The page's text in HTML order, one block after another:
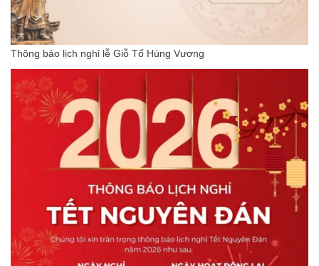
Thông báo lịch nghỉ lễ Giỗ Tổ Hùng Vương